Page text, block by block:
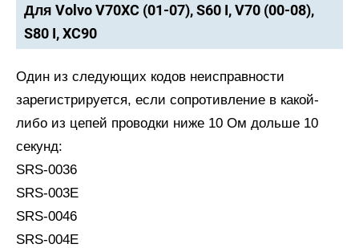
Для Volvo V70XC (01-07), S60 I, V70 (00-08),
S80 I, XC90
Один из следующих кодов неисправности
зарегистрируется, если сопротивление в какой-
либо из цепей проводки ниже 10 Ом дольше 10
секунд:
SRS-0036
SRS-003E
SRS-0046
SRS-004E